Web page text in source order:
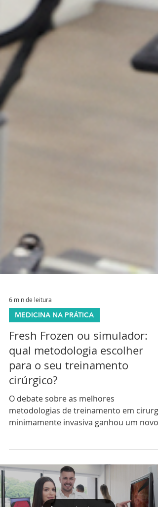
6 min de leitura
MEDICINA NA PRÁTICA
Fresh Frozen ou simulador:
qual metodologia escolher
para o seu treinamento
cirúrgico?
O debate sobre as melhores
fresh frozen — que preserva corpos por
congelamento rápido, mantendo as
características dos tecidos próximas às
um organismo vivo — vem ganhando